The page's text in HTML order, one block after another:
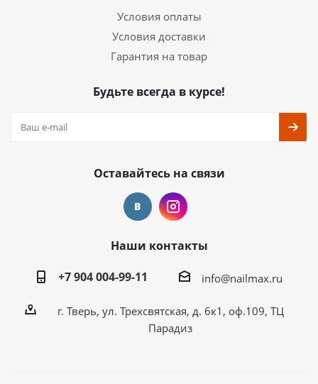
Условия оплаты
Условия доставки
Гарантия на товар
Будьте всегда в курсе!
Оставайтесь на связи
Наши контакты
+7 904 004-99-11
info@nailmax.ru
г. Тверь, ул. Трехсвятская, д. 6к1, оф.109, ТЦ
Парадиз